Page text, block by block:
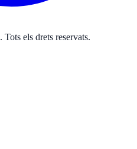
. Tots els drets reservats.